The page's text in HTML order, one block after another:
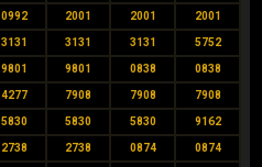
0992 2001 2001 2001
3131 3131 3131 5752
9801 9801 0838 0838
4277 7908 7908 7908
5830 5830 5830 9162
2738 2738 0874 0874